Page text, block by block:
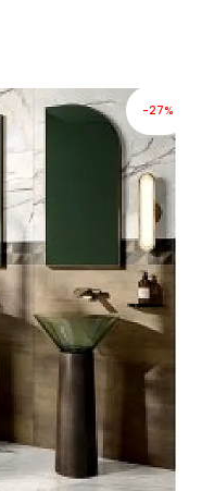
-27%